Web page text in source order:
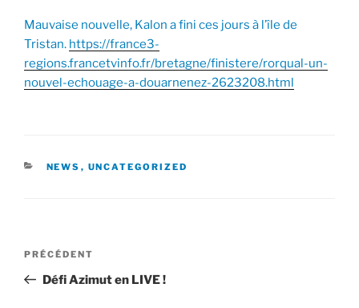
Mauvaise nouvelle, Kalon a fini ces jours à l’île de
Tristan. https://france3-
regions.francetvinfo.fr/bretagne/finistere/rorqual-un-
nouvel-echouage-a-douarnenez-2623208.html
CATÉGORIES
NEWS , UNCATEGORIZED
Navigation
l’article
Article
précédent
PRÉCÉDENT
Défi Azimut en LIVE !